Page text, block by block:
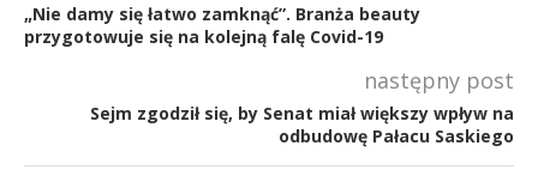
„Nie damy się łatwo zamknąć”. Branża beauty
przygotowuje się na kolejną falę Covid-19
następny post
Sejm zgodził się, by Senat miał większy wpływ na
odbudowę Pałacu Saskiego